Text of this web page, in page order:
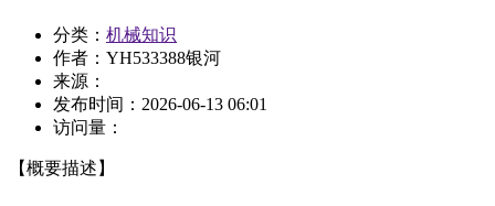
分类： 机械知识
作者：YH533388银河
来源：
发布时间： 2026-06-13 06:01
访问量：
【概要描述】